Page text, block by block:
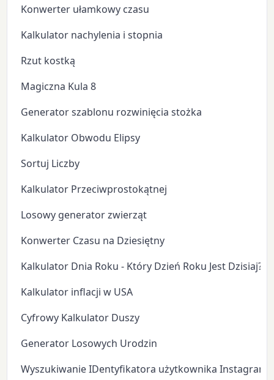
Konwerter ułamkowy czasu
Kalkulator nachylenia i stopnia
Rzut kostką
Magiczna Kula 8
Generator szablonu rozwinięcia stożka
Kalkulator Obwodu Elipsy
Sortuj Liczby
Kalkulator Przeciwprostokątnej
Losowy generator zwierząt
Konwerter Czasu na Dziesiętny
Kalkulator Dnia Roku - Który Dzień Roku Jest Dzisiaj?
Kalkulator inflacji w USA
Cyfrowy Kalkulator Duszy
Generator Losowych Urodzin
Wyszukiwanie IDentyfikatora użytkownika Instagram